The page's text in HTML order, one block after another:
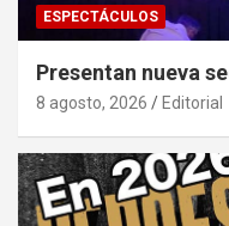
ESPECTÁCULOS
Presentan nueva
8 agosto, 2026 Editorial